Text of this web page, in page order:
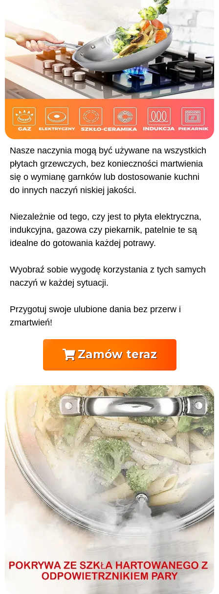
Nasze naczynia mogą być używane na wszystkich
płytach grzewczych, bez konieczności martwienia
się o wymianę garnków lub dostosowanie kuchni
do innych naczyń niskiej jakości.
Niezależnie od tego, czy jest to płyta elektryczna,
indukcyjna, gazowa czy piekarnik, patelnie te są
idealne do gotowania każdej potrawy.
Wyobraź sobie wygodę korzystania z tych samych
naczyń w każdej sytuacji.
Przygotuj swoje ulubione dania bez przerw i
zmartwień!
Zamów teraz